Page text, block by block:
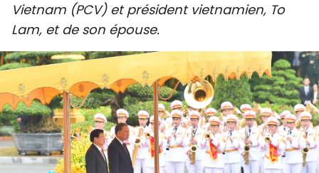
FRANCOPHONIE
PAYS NATAL
INTERNATIONAL
MÉGASTORIE
INFOGRAPHIE
Vietnam (PCV) et président vietnamien, To
Lam, et de son épouse.